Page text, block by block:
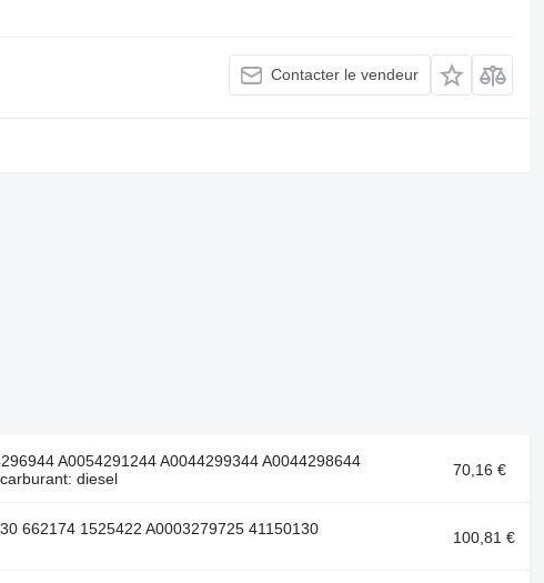
Contacter le vendeur
A0054291244 A0044299344 A0044298644
diesel
70,16 €
662174 1525422 A0003279725 41150130
100,81 €